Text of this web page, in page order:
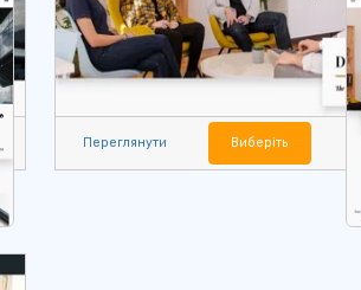
Переглянути Виберіть